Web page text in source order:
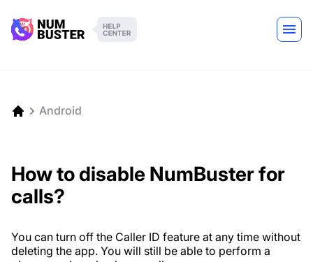
Android
How to disable NumBuster for
calls?
You can turn off the Caller ID feature at any time without
deleting the app. You will still be able to perform a